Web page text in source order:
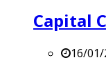
Capital
16/